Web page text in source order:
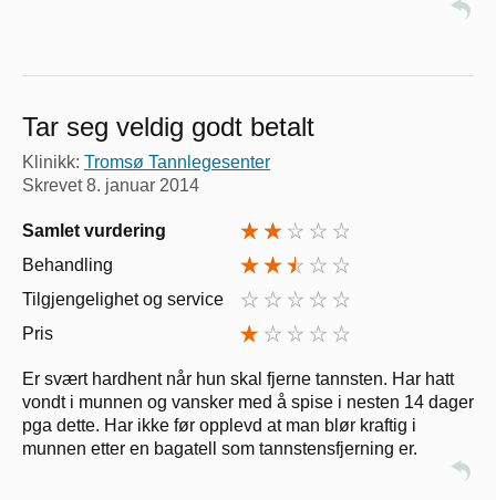
Tar seg veldig godt betalt
Klinikk: Tromsø Tannlegesenter
Skrevet8. januar 2014
Samlet vurdering
Behandling
Tilgjengelighet og service
Pris
Er svært hardhent når hun skal fjerne tannsten. Har hatt
vondt i munnen og vansker med å spise i nesten 14 dager
pga dette. Har ikke før opplevd at man blør kraftig i
munnen etter en bagatell som tannstensfjerning er.